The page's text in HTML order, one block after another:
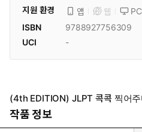
지원 환경
앱 웹
ISBN
9788927756309
UCI
-
(4th EDITION) JLPT 콕콕 찍어주
작품 정보